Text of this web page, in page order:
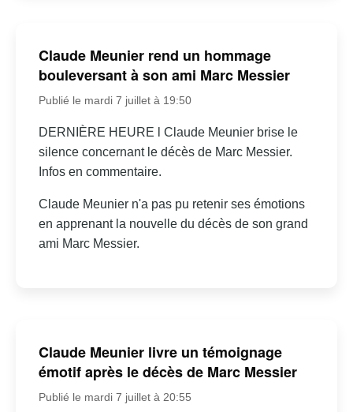
Claude Meunier rend un hommage
bouleversant à son ami Marc Messier
Publié le mardi 7 juillet à 19:50
DERNIÈRE HEURE l Claude Meunier brise le
silence concernant le décès de Marc Messier.
Infos en commentaire.
Claude Meunier n'a pas pu retenir ses émotions
en apprenant la nouvelle du décès de son grand
ami Marc Messier.
Claude Meunier livre un témoignage
émotif après le décès de Marc Messier
Publié le mardi 7 juillet à 20:55